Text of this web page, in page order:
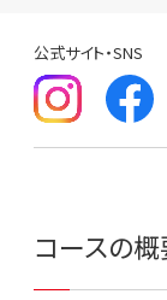
公式サイト・SNS
コースの